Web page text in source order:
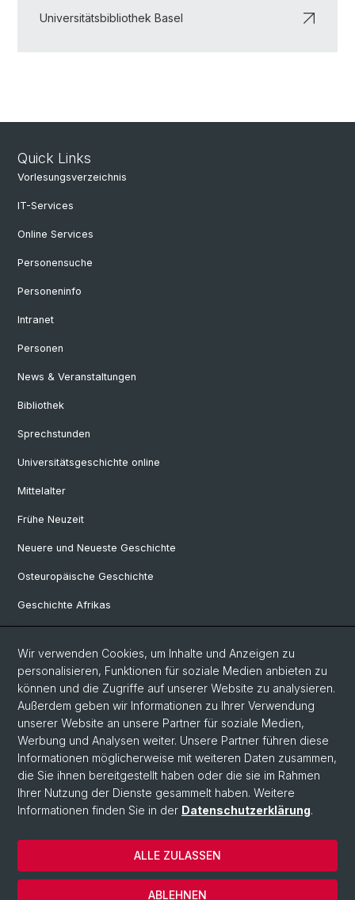
Universitätsbibliothek Basel
Quick Links
Vorlesungsverzeichnis
IT-Services
Online Services
Personensuche
Personeninfo
Intranet
Personen
News & Veranstaltungen
Bibliothek
Sprechstunden
Universitätsgeschichte online
Mittelalter
Frühe Neuzeit
Neuere und Neueste Geschichte
Osteuropäische Geschichte
Geschichte Afrikas
Social Media
Linkedin
Bluesky
© Universität Basel
Philosophisch-Historische Fakultät
Home
Datenschutzerklärung
Wir verwenden Cookies, um Inhalte und Anzeigen zu
personalisieren, Funktionen für soziale Medien anbieten zu
können und die Zugriffe auf unserer Website zu analysieren.
Außerdem geben wir Informationen zu Ihrer Verwendung
unserer Website an unsere Partner für soziale Medien,
Werbung und Analysen weiter. Unsere Partner führen diese
Informationen möglicherweise mit weiteren Daten zusammen,
die Sie ihnen bereitgestellt haben oder die sie im Rahmen
Ihrer Nutzung der Dienste gesammelt haben. Weitere
Informationen finden Sie in der Datenschutzerklärung.
ABLEHNEN
ALLE ZULASSEN